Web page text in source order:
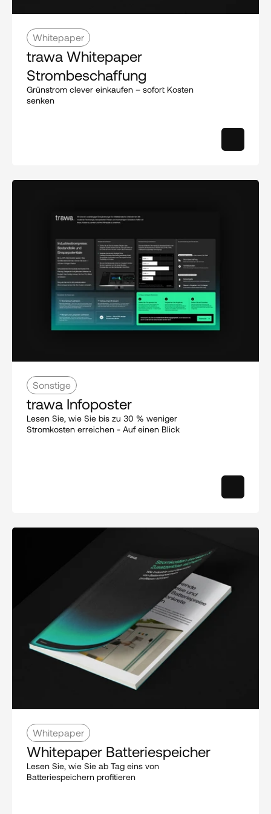
Whitepaper
trawa Whitepaper
Strombeschaffung
Grünstrom clever einkaufen – sofort Kosten
senken
Sonstige
trawa Infoposter
Lesen Sie, wie Sie bis zu 30 % weniger
Stromkosten erreichen - Auf einen Blick
Whitepaper
Whitepaper Batteriespeicher
Lesen Sie, wie Sie ab Tag eins von
Batteriespeichern profitieren